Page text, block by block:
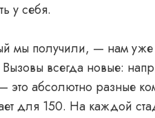
у себя.
мы получили, — нам уже
Вызовы всегда новые:
абсолютно разные
для 150. На каждой